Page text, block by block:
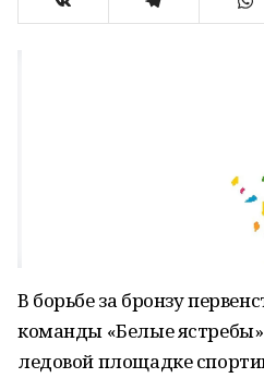
В борьбе за бронзу
команды «Белые ястребы»
ледовой площадке